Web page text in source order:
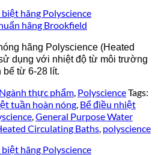
hãng Polyscience (Heated
dụng với nhiệt độ từ môi trường
bể từ 6-28 lít.
Ngành thực phẩm, PolyscienceTags:
tuần hoàn nóng, Bể điều nhiệt
,General Purpose Water
Circulating Baths, polyscience